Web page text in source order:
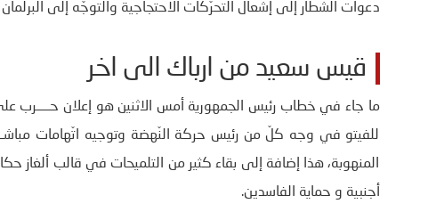
دعوات الشطّار إلى إشعال التحرّكات الاحتجاجية والتوجّه إلى
قيس سعيد من ارباك الى اخر
ما جاء في خطاب رئيس الجمهورية أمس الاثنين هو إعلان حـــــرب
للفيتو في وجه كلّ من رئيس حركة النّهضة وتوجيه اتّهامات
المنهوبة، هذا إضافة إلى بقاء كثير من التلميحات في قالب ألغاز
أجنبية و حماية الفاسدين.